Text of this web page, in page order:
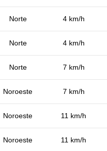
Norte 4 km/h
Norte 4 km/h
Norte 7 km/h
Noroeste 7 km/h
Noroeste 11 km/h
Noroeste 11 km/h